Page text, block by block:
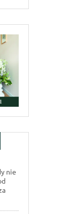
nie